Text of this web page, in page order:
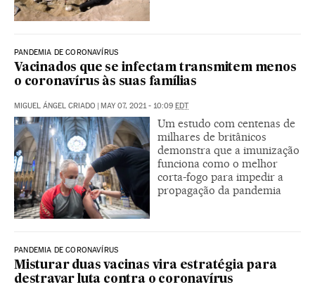
PANDEMIA DE CORONAVÍRUS
Vacinados que se infectam transmitem menos
o coronavírus às suas famílias
MIGUEL ÁNGEL CRIADO | MAY 07, 2021 - 10:09 EDT
Um estudo com centenas de
milhares de britânicos
demonstra que a imunização
funciona como o melhor
corta-fogo para impedir a
propagação da pandemia
PANDEMIA DE CORONAVÍRUS
Misturar duas vacinas vira estratégia para
destravar luta contra o coronavírus